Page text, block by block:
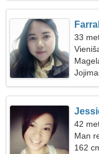
33
42
Man
162